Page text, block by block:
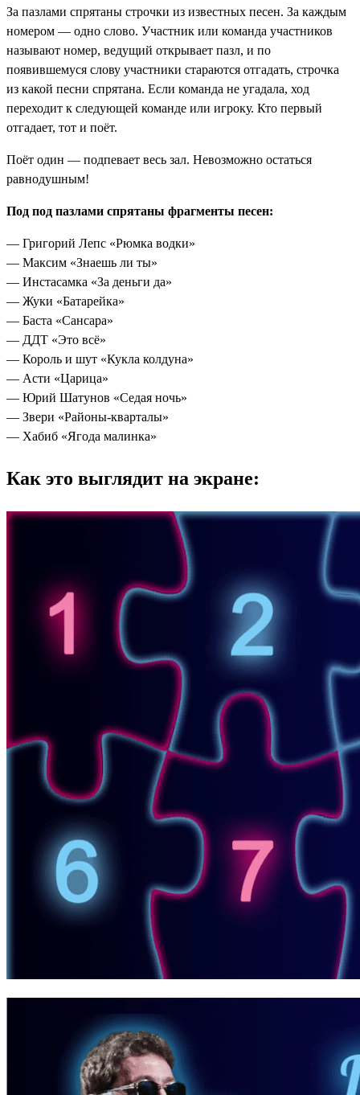
За пазлами спрятаны строчки из известных песен. За каждым
номером — одно слово. Участник или команда участников
называют номер, ведущий открывает пазл, и по
появившемуся слову участники стараются отгадать, строчка
из какой песни спрятана. Если команда не угадала, ход
переходит к следующей команде или игроку. Кто первый
отгадает, тот и поёт.
Поёт один — подпевает весь зал. Невозможно остаться
равнодушным!
Под под пазлами спрятаны фрагменты песен:
— Григорий Лепс «Рюмка водки»
— Максим «Знаешь ли ты»
— Инстасамка «За деньги да»
— Жуки «Батарейка»
— Баста «Сансара»
— ДДТ «Это всё»
— Король и шут «Кукла колдуна»
— Асти «Царица»
— Юрий Шатунов «Седая ночь»
— Звери «Районы-кварталы»
— Хабиб «Ягода малинка»
Как это выглядит на экране: